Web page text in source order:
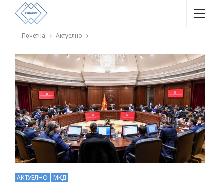
Почетна Актуелно
АКТУЕЛНО МКД